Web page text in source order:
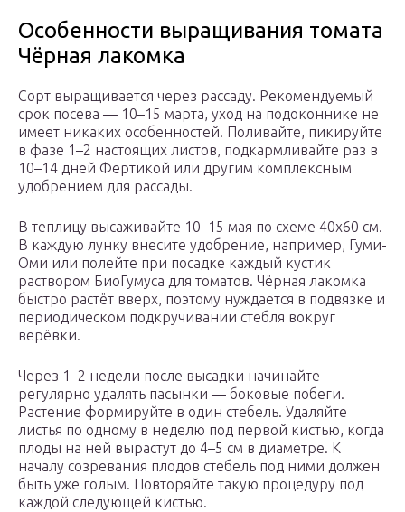
Особенности выращивания томата
Чёрная лакомка
Сорт выращивается через рассаду. Рекомендуемый
срок посева — 10–15 марта, уход на подоконнике не
имеет никаких особенностей. Поливайте, пикируйте
в фазе 1–2 настоящих листов, подкармливайте раз в
10–14 дней Фертикой или другим комплексным
удобрением для рассады.
В теплицу высаживайте 10–15 мая по схеме 40х60 см.
В каждую лунку внесите удобрение, например, Гуми-
Оми или полейте при посадке каждый кустик
раствором БиоГумуса для томатов. Чёрная лакомка
быстро растёт вверх, поэтому нуждается в подвязке и
периодическом подкручивании стебля вокруг
верёвки.
Через 1–2 недели после высадки начинайте
регулярно удалять пасынки — боковые побеги.
Растение формируйте в один стебель. Удаляйте
листья по одному в неделю под первой кистью, когда
плоды на ней вырастут до 4–5 см в диаметре. К
началу созревания плодов стебель под ними должен
быть уже голым. Повторяйте такую процедуру под
каждой следующей кистью.